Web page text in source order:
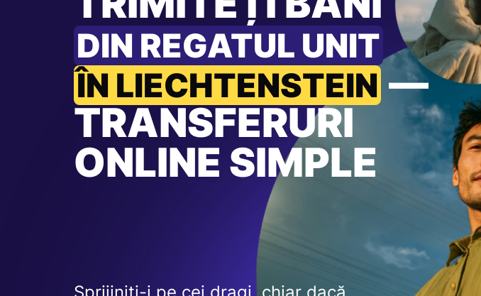
DIN REGATUL UNIT
ÎN LIECHTENSTEIN —
TRANSFERURI
ONLINE SIMPLE
Sprijiniți-i pe cei dragi, chiar dacă